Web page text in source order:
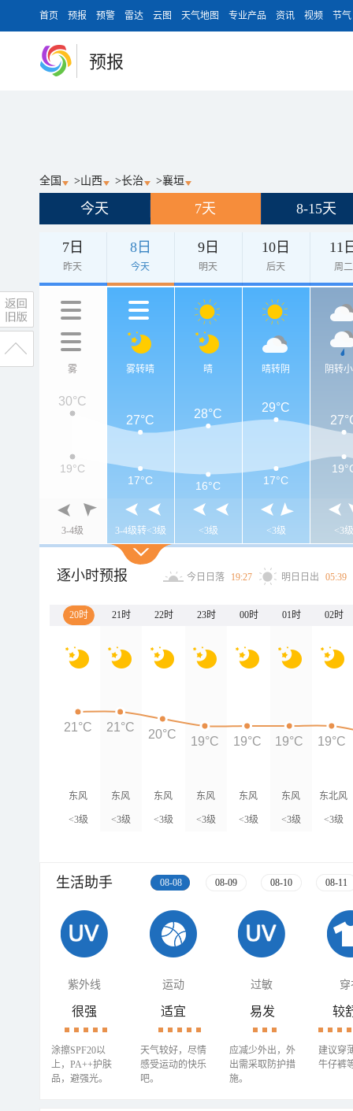
首页 预报 预警 雷达 云图 天气地图 专业产品 资讯 视频 节气
预报
全国 >山西 >长治 >襄垣
今天 7天 8-15天
7日
昨天
8日
今天
9日
明天
10日
后天
11
周二
雾
3-4级
雾转晴
3-4级转<3级
晴
<3级
晴转阴
<3级
阴转
<3级
30°C
27°C
28°C
29°C
19°C
17°C
16°C 17°C
逐小时预报 今日日落 19:27 明日日出 05:39
20时 21时 22时 23时 00时 01时 02时
东风
<3级
东风
<3级
东风
<3级
东风
<3级
东风
<3级
东风
<3级
东北风
<3级
21°C 21°C
20°C
19°C 19°C 19°C 19°C
生活助手 08-08 08-09 08-10 08-11
紫外线 运动 过敏 穿
很强
涂擦SPF20以
上，PA++护肤
品，避强光。
适宜
天气较好，尽情
感受运动的快乐
吧。
易发
应减少外出，外
出需采取防护措
施。
较
建议穿
牛仔裤